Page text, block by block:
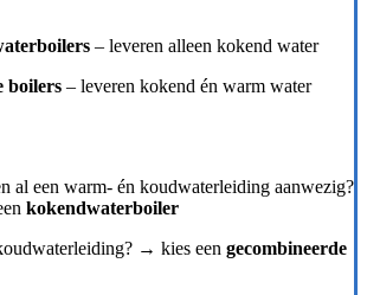
– leveren alleen kokend water
boilers – leveren kokend én warm water
al een warm- én koudwaterleiding aanwezig?
kokendwaterboiler
→ kies een gecombineerde